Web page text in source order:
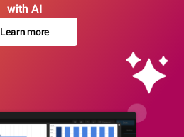
with AI
Learn more